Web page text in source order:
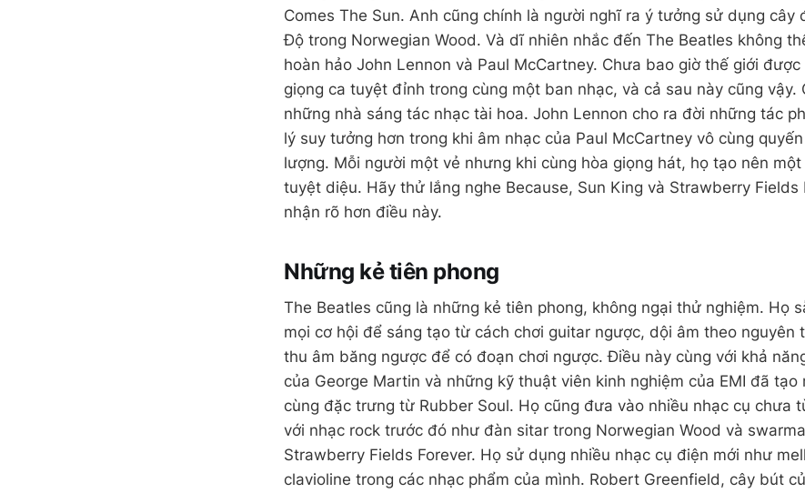
Comes The Sun. Anh cũng chính là người nghĩ ra ý tưởng sử dụng cây
Độ trong Norwegian Wood. Và dĩ nhiên nhắc đến The Beatles không
hoàn hảo John Lennon và Paul McCartney. Chưa bao giờ thế giới
giọng ca tuyệt đỉnh trong cùng một ban nhạc, và cả sau này cũng vậy.
những nhà sáng tác nhạc tài hoa. John Lennon cho ra đời những tác
lý suy tưởng hơn trong khi âm nhạc của Paul McCartney vô cùng
lượng. Mỗi người một vẻ nhưng khi cùng hòa giọng hát, họ tạo nên
tuyệt diệu. Hãy thử lắng nghe Because, Sun King và Strawberry Fields
nhận rõ hơn điều này.
Những kẻ tiên phong
The Beatles cũng là những kẻ tiên phong, không ngại thử nghiệm. Họ
mọi cơ hội để sáng tạo từ cách chơi guitar ngược, dội âm theo nguyên
thu âm băng ngược để có đoạn chơi ngược. Điều này cùng với khả
của George Martin và những kỹ thuật viên kinh nghiệm của EMI đã tạo
cùng đặc trưng từ Rubber Soul. Họ cũng đưa vào nhiều nhạc cụ chưa
với nhạc rock trước đó như đàn sitar trong Norwegian Wood và
Strawberry Fields Forever. Họ sử dụng nhiều nhạc cụ điện mới như
clavioline trong các nhạc phẩm của mình. Robert Greenfield, cây bút